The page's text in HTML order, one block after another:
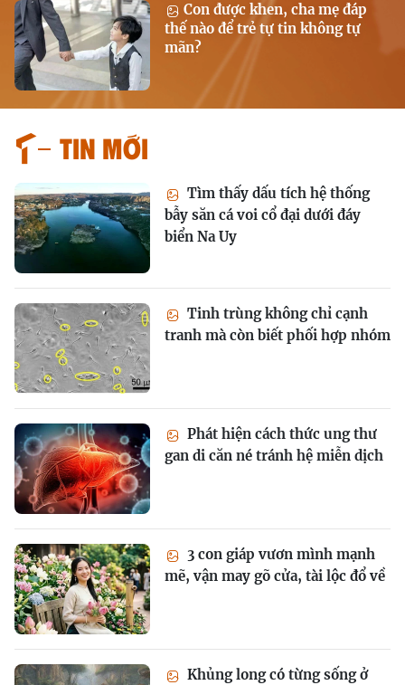
Con được khen, cha mẹ đáp
thế nào để trẻ tự tin không tự
mãn?
Tin mới
Tìm thấy dấu tích hệ thống
bẫy săn cá voi cổ đại dưới đáy
biển Na Uy
Tinh trùng không chỉ cạnh
tranh mà còn biết phối hợp nhóm
Phát hiện cách thức ung thư
gan di căn né tránh hệ miễn dịch
3 con giáp vươn mình mạnh
mẽ, vận may gõ cửa, tài lộc đổ về
Khủng long có từng sống ở